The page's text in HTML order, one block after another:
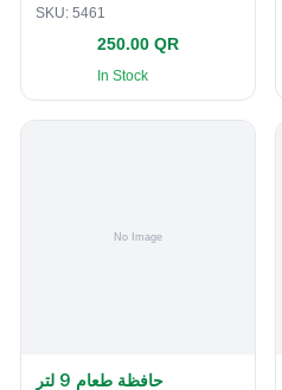
SKU: 5461
250.00 QR
In Stock
حافظة طعام 9 لتر